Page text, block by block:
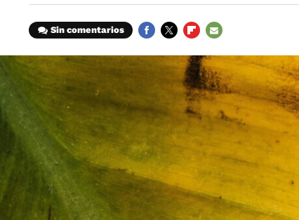
Sin comentarios
MAIL